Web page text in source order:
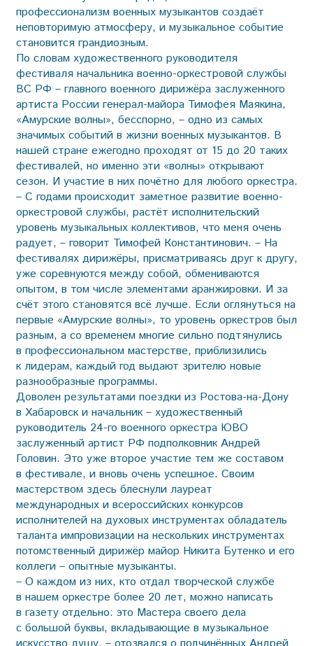
профессионализм военных музыкантов создаёт
неповторимую атмосферу, и музыкальное событие
становится грандиозным.
По словам художественного руководителя
фестиваля начальника военно-оркестровой службы
ВС РФ – главного военного дирижёра заслуженного
артиста России генерал-майора Тимофея Маякина,
«Амурские волны», бесспорно, – одно из самых
значимых событий в жизни военных музыкантов. В
нашей стране ежегодно проходят от 15 до 20 таких
фестивалей, но именно эти «волны» открывают
сезон. И участие в них почётно для любого оркестра.
– С годами происходит заметное развитие военно-
оркестровой службы, растёт исполнительский
уровень музыкальных коллективов, что меня очень
радует, – говорит Тимофей Константинович. – На
фестивалях дирижёры, присматриваясь друг к другу,
уже соревнуются между собой, обмениваются
опытом, в том числе элементами аранжировки. И за
счёт этого становятся всё лучше. Если оглянуться на
первые «Амурские волны», то уровень оркестров был
разным, а со временем многие сильно подтянулись
в профессиональном мастерстве, приблизились
к лидерам, каждый год выдают зрителю новые
разнообразные программы.
Доволен результатами поездки из Ростова-на-Дону
в Хабаровск и начальник – художественный
руководитель 24-го военного оркестра ЮВО
заслуженный артист РФ подполковник Андрей
Головин. Это уже второе участие тем же составом
в фестивале, и вновь очень успешное. Своим
мастерством здесь блеснули лауреат
международных и всероссийских конкурсов
исполнителей на духовых инструментах обладатель
таланта импровизации на нескольких инструментах
потомственный дирижёр майор Никита Бутенко и его
коллеги – опытные музыканты.
– О каждом из них, кто отдал творческой службе
в нашем оркестре более 20 лет, можно написать
в газету отдельно: это Мастера своего дела
с большой буквы, вкладывающие в музыкальное